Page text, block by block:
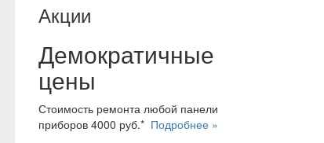
Акции
Демократичные
цены
Стоимость ремонта любой панели
приборов 4000 руб.* Подробнее »